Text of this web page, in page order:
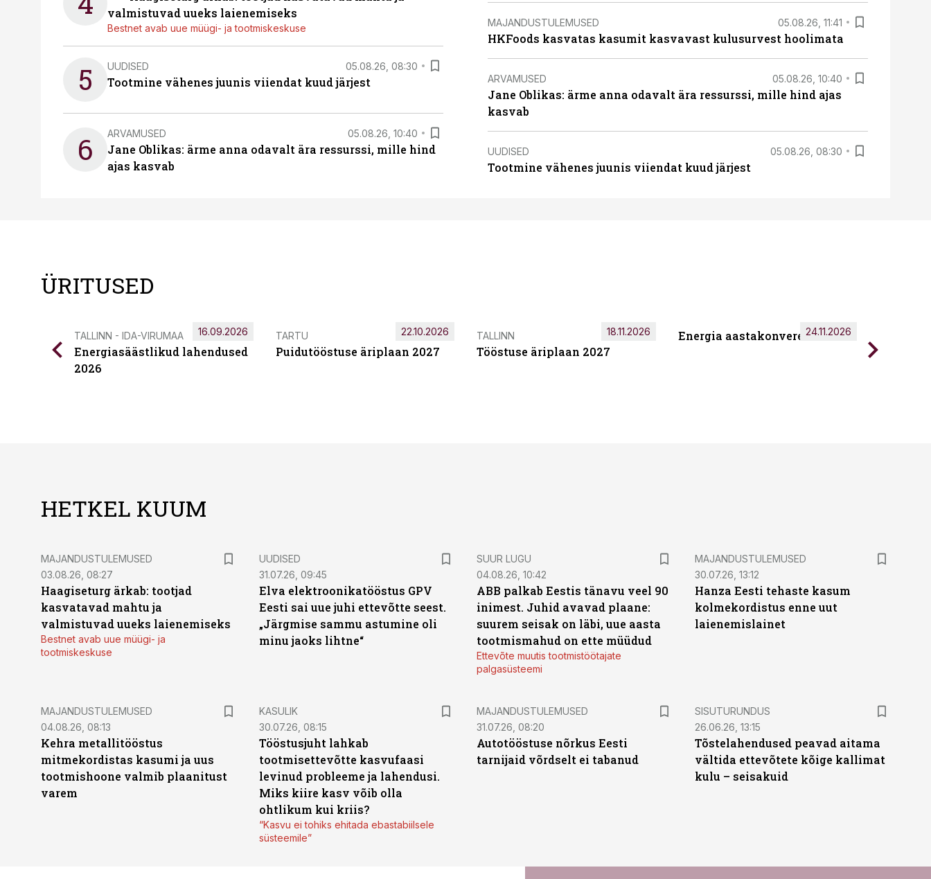
valmistuvad uueks laienemiseks
Bestnet avab uue müügi- ja tootmiskeskuse
5 UUDISED 05.08.26, 08:30
Tootmine vähenes juunis viiendat kuud järjest
6 ARVAMUSED 05.08.26, 10:40
Jane Oblikas: ärme anna odavalt ära ressurssi, mille hind
ajas kasvab
MAJANDUSTULEMUSED 05.08.26, 11:41
HKFoods kasvatas kasumit kasvavast kulusurvest hoolimata
ARVAMUSED 05.08.26, 10:40
Jane Oblikas: ärme anna odavalt ära ressurssi, mille hind ajas
kasvab
UUDISED 05.08.26, 08:30
Tootmine vähenes juunis viiendat kuud järjest
ÜRITUSED
TALLINN - IDA-VIRUMAA
Energiasäästlikud lahendused
2026
16.09.2026 TARTU
Puidutööstuse äriplaan 2027
22.10.2026 TALLINN
Tööstuse äriplaan 2027
18.11.2026 Energia aastakonverents 2026
24.11.2026
HETKEL KUUM
MAJANDUSTULEMUSED
03.08.26, 08:27
Haagiseturg ärkab: tootjad
kasvatavad mahtu ja
valmistuvad uueks laienemiseks
Bestnet avab uue müügi- ja
tootmiskeskuse
UUDISED
31.07.26, 09:45
Elva elektroonikatööstus GPV
Eesti sai uue juhi ettevõtte seest.
„Järgmise sammu astumine oli
minu jaoks lihtne“
SUUR LUGU
04.08.26, 10:42
ABB palkab Eestis tänavu veel 90
inimest. Juhid avavad plaane:
suurem seisak on läbi, uue aasta
tootmismahud on ette müüdud
Ettevõte muutis tootmistöötajate
palgasüsteemi
MAJANDUSTULEMUSED
30.07.26, 13:12
Hanza Eesti tehaste kasum
kolmekordistus enne uut
laienemislainet
MAJANDUSTULEMUSED
04.08.26, 08:13
Kehra metallitööstus
mitmekordistas kasumi ja uus
tootmishoone valmib plaanitust
varem
KASULIK
30.07.26, 08:15
Tööstusjuht lahkab
tootmisettevõtte kasvufaasi
levinud probleeme ja lahendusi.
Miks kiire kasv võib olla
ohtlikum kui kriis?
“Kasvu ei tohiks ehitada ebastabiilsele
süsteemile”
MAJANDUSTULEMUSED
31.07.26, 08:20
Autotööstuse nõrkus Eesti
tarnijaid võrdselt ei tabanud
ST
SISUTURUNDUS
26.06.26, 13:15
Tõstelahendused peavad aitama
vältida ettevõtete kõige kallimat
kulu – seisakuid